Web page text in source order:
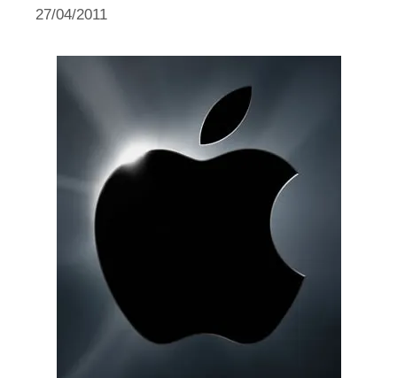
27/04/2011